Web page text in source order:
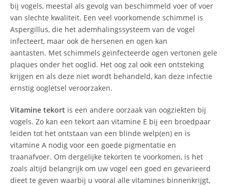
bij vogels, meestal als gevolg van beschimmeld voer of voer
van slechte kwaliteit. Een veel voorkomende schimmel is
Aspergillus, die het ademhalingssysteem van de vogel
infecteert, maar ook de hersenen en ogen kan
aantasten. Met schimmels geïnfecteerde ogen vertonen gele
plaques onder het ooglid. Het oog zal ook een ontsteking
krijgen en als deze niet wordt behandeld, kan deze infectie
ernstig oogletsel veroorzaken.
Vitamine tekort is een andere oorzaak van oogziekten bij
vogels. Zo kan een tekort aan vitamine E bij een broedpaar
leiden tot het ontstaan ​​van een blinde welp(en) en is
vitamine A nodig voor een goede pigmentatie en
traanafvoer. Om dergelijke tekorten te voorkomen, is het
zoals altijd belangrijk om uw vogel een goed en gevarieerd
dieet te geven waarbij u vooral alle vitamines binnenkrijgt,